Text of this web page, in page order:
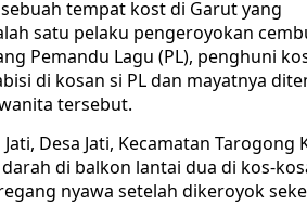
tempat kost di Garut yang
satu pelaku pengeroyokan
Pemandu Lagu (PL), penghuni
di kosan si PL dan mayatnya
tersebut.
Desa Jati, Kecamatan Tarogong
di balkon lantai dua di kos-
nyawa setelah dikeroyok